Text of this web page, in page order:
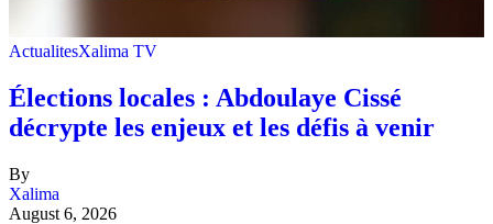
ActualitesXalima TV
Élections locales : Abdoulaye Cissé
décrypte les enjeux et les défis à venir
By
Xalima
August 6, 2026